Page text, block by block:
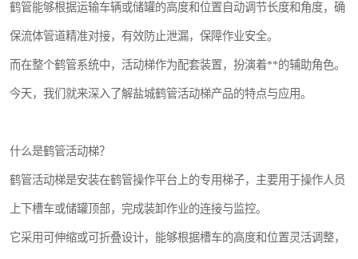
鹤管能够根据运输车辆或储罐的高度和位置自动调节长度和角度，确
保流体管道精准对接，有效防止泄漏，保障作业安全。
而在整个鹤管系统中，活动梯作为配套装置，扮演着**的辅助角色。
今天，我们就来深入了解盐城鹤管活动梯产品的特点与应用。
什么是鹤管活动梯？
鹤管活动梯是安装在鹤管操作平台上的专用梯子，主要用于操作人员
上下槽车或储罐顶部，完成装卸作业的连接与监控。
它采用可伸缩或可折叠设计，能够根据槽车的高度和位置灵活调整，